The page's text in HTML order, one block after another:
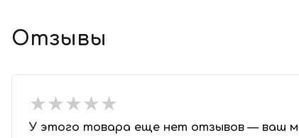
Отзывы
★★★★★
★★★★★
У этого товара еще нет отзывов — ваш